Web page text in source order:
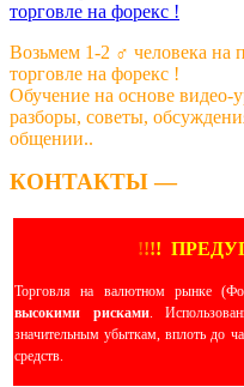
Возьмем 1-2 ‍♂️ человека на
торговле на форекс !
Обучение на основе видео-
разборы, советы,
общении..
КОНТАКТЫ —
!!!!
Торговля на валютном рынке
высокими рисками.
значительным убыткам, вплоть до
средств.